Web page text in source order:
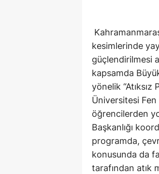
kesimlerinde
güçlendirilmesi
kapsamda
yönelik
Üniversitesi
öğrencilerden
Başkanlığı
programda,
konusunda da
tarafından atık